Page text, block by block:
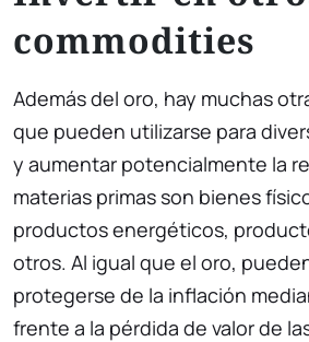
commodities
Además del oro, hay muchas
que pueden utilizarse para
y aumentar potencialmente la
materias primas son bienes
productos energéticos,
otros. Al igual que el oro,
protegerse de la inflación
frente a la pérdida de valor de